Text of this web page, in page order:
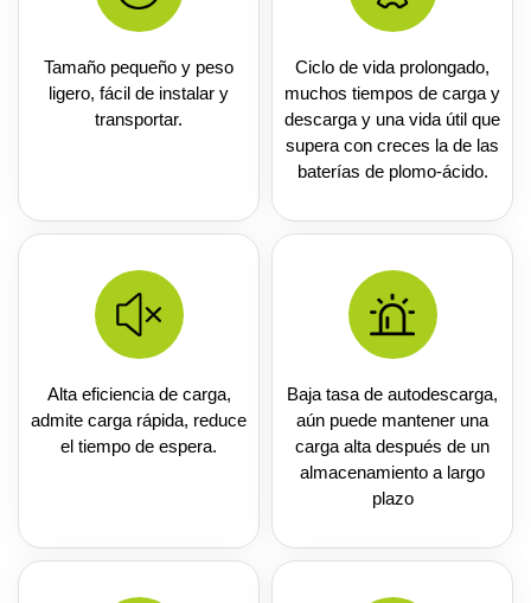
Tamaño pequeño y peso
ligero, fácil de instalar y
transportar.
Ciclo de vida prolongado,
muchos tiempos de carga y
descarga y una vida útil que
supera con creces la de las
baterías de plomo-ácido.
Alta eficiencia de carga,
admite carga rápida, reduce
el tiempo de espera.
Baja tasa de autodescarga,
aún puede mantener una
carga alta después de un
almacenamiento a largo
plazo